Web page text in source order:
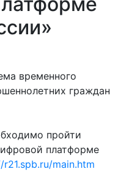
временного
граждан
пройти
платформе
main.htm